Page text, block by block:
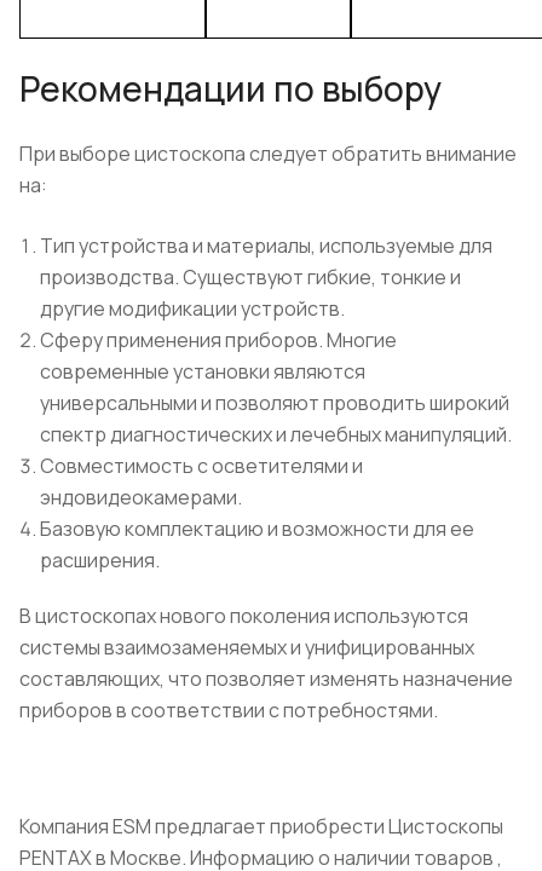
Рекомендации по выбору
При выборе цистоскопа следует обратить внимание
на:
Тип устройства и материалы, используемые для
производства. Существуют гибкие, тонкие и
другие модификации устройств.
Сферу применения приборов. Многие
современные установки являются
универсальными и позволяют проводить широкий
спектр диагностических и лечебных манипуляций.
Совместимость с осветителями и
эндовидеокамерами.
Базовую комплектацию и возможности для ее
расширения.
В цистоскопах нового поколения используются
системы взаимозаменяемых и унифицированных
составляющих, что позволяет изменять назначение
приборов в соответствии с потребностями.
Компания ESM предлагает приобрести Цистоскопы
PENTAX в Москве. Информацию о наличии товаров ,